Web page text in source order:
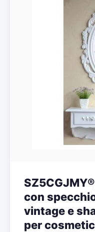
con
vintage e
per